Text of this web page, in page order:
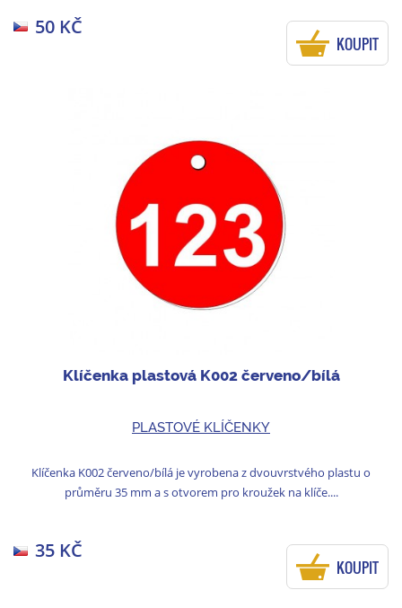
50 KČ
KOUPIT
Klíčenka plastová K002 červeno/bílá
PLASTOVÉ KLÍČENKY
Klíčenka K002 červeno/bílá je vyrobena z dvouvrstvého plastu o
průměru 35 mm a s otvorem pro kroužek na klíče....
35 KČ
KOUPIT